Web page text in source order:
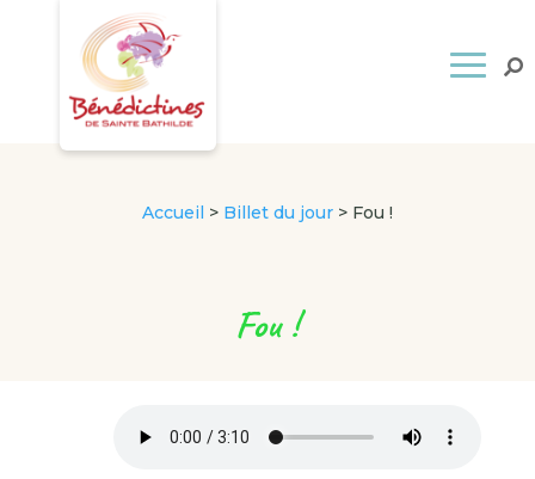
Accueil > Billet du jour> Fou !
Fou !